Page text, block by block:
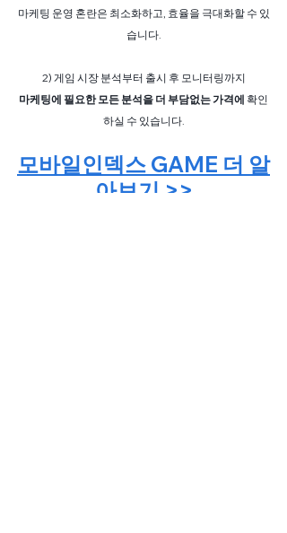
마케팅 운영 혼란은 최소화하고, 효율을 극대화할 수 있
습니다.
2) 게임 시장 분석부터 출시 후 모니터링까지
마케팅에 필요한 모든 분석을 더 부담없는 가격에 확인
하실 수 있습니다.
모바일인덱스 GAME 더 알
아보기 >>